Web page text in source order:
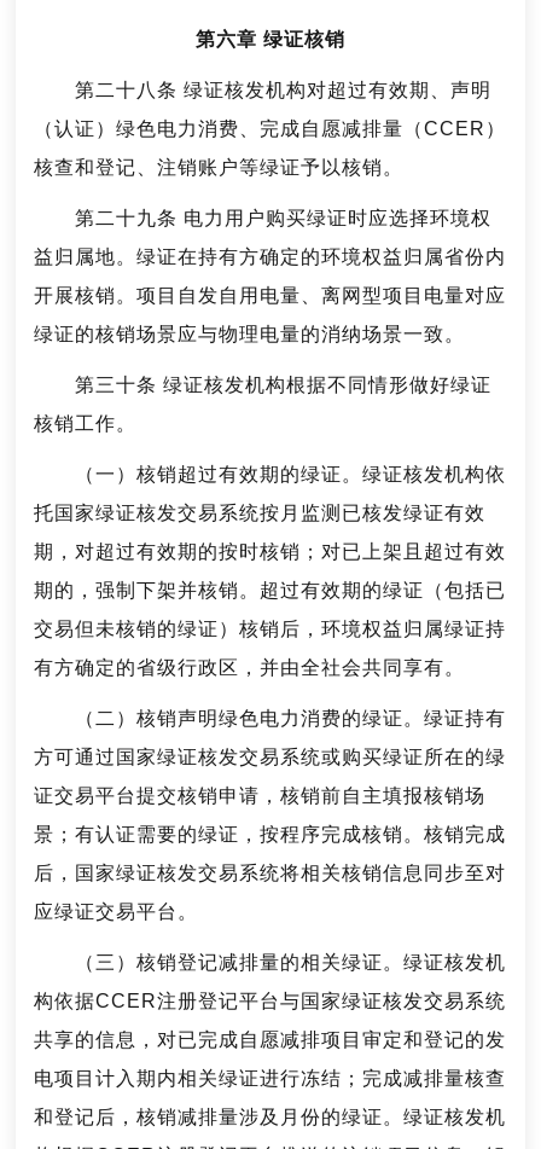
第六章 绿证核销
第二十八条 绿证核发机构对超过有效期、声明
（认证）绿色电力消费、完成自愿减排量（CCER）
核查和登记、注销账户等绿证予以核销。
第二十九条 电力用户购买绿证时应选择环境权
益归属地。绿证在持有方确定的环境权益归属省份内
开展核销。项目自发自用电量、离网型项目电量对应
绿证的核销场景应与物理电量的消纳场景一致。
第三十条 绿证核发机构根据不同情形做好绿证
核销工作。
（一）核销超过有效期的绿证。绿证核发机构依
托国家绿证核发交易系统按月监测已核发绿证有效
期，对超过有效期的按时核销；对已上架且超过有效
期的，强制下架并核销。超过有效期的绿证（包括已
交易但未核销的绿证）核销后，环境权益归属绿证持
有方确定的省级行政区，并由全社会共同享有。
（二）核销声明绿色电力消费的绿证。绿证持有
方可通过国家绿证核发交易系统或购买绿证所在的绿
证交易平台提交核销申请，核销前自主填报核销场
景；有认证需要的绿证，按程序完成核销。核销完成
后，国家绿证核发交易系统将相关核销信息同步至对
应绿证交易平台。
（三）核销登记减排量的相关绿证。绿证核发机
构依据CCER注册登记平台与国家绿证核发交易系统
共享的信息，对已完成自愿减排项目审定和登记的发
电项目计入期内相关绿证进行冻结；完成减排量核查
和登记后，核销减排量涉及月份的绿证。绿证核发机